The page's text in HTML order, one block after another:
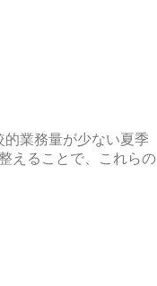
的業務量が少ない夏季
えることで、これらの